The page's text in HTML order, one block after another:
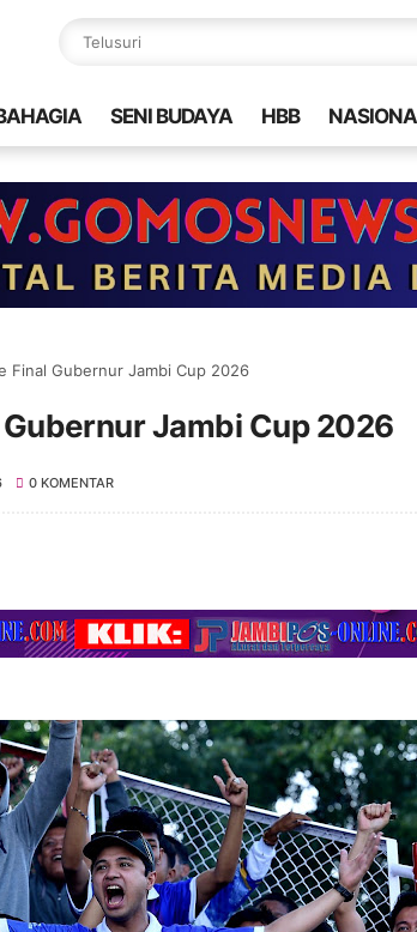
SENI BUDAYA HBB
Final Gubernur Jambi Cup 2026
Gubernur Jambi Cup 2026
0 KOMENTAR